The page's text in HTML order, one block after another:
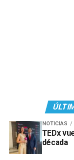
NOTICIAS
TEDx
década